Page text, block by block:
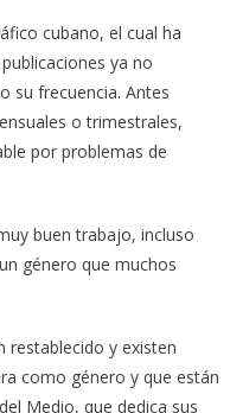
cubano, el cual ha
ya no
su frecuencia. Antes
o trimestrales,
por problemas de
buen trabajo, incluso
género que muchos
restablecido y existen
como género y que están
Medio, que dedica sus